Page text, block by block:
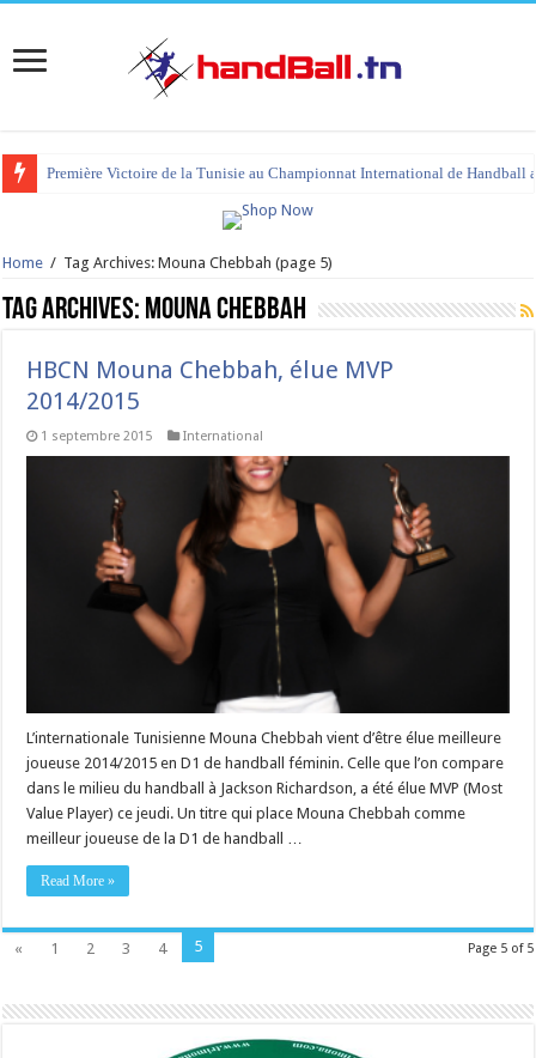
Première Victoire de la Tunisie au Championnat International de Handball
Home / Tag Archives: Mouna Chebbah (page 5)
Tag Archives: Mouna Chebbah
HBCN Mouna Chebbah, élue MVP
2014/2015
1 septembre 2015 International
L’internationale Tunisienne Mouna Chebbah vient d’être élue meilleure
joueuse 2014/2015 en D1 de handball féminin. Celle que l’on compare
dans le milieu du handball à Jackson Richardson, a été élue MVP (Most
Value Player) ce jeudi. Un titre qui place Mouna Chebbah comme
meilleur joueuse de la D1 de handball …
Read More »
Page 5 of 5
« 1 2 3 4 5